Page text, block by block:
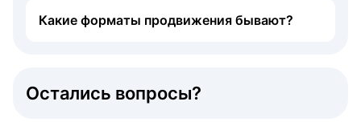
Какие форматы продвижения бывают?
Остались вопросы?